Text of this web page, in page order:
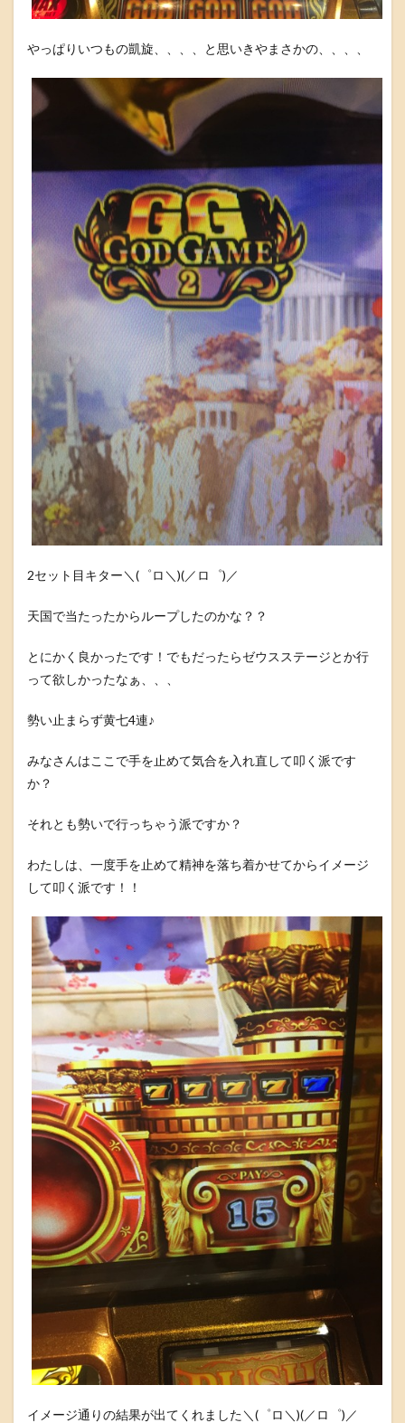
やっぱりいつもの凱旋、、、、と思いきやまさかの、、、、
2セット目キター＼(゜ロ＼)(／ロ゜)／
天国で当たったからループしたのかな？？
とにかく良かったです！でもだったらゼウスステージとか行
って欲しかったなぁ、、、
勢い止まらず黄七4連♪
みなさんはここで手を止めて気合を入れ直して叩く派です
か？
それとも勢いで行っちゃう派ですか？
わたしは、一度手を止めて精神を落ち着かせてからイメージ
して叩く派です！！
イメージ通りの結果が出てくれました＼(゜ロ＼)(／ロ゜)／